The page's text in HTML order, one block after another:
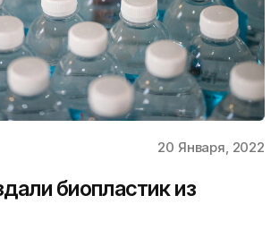
20 Января, 2022
биопластик из